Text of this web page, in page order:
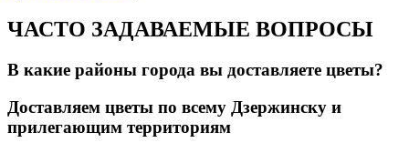
ЧАСТО ЗАДАВАЕМЫЕ ВОПРОСЫ
В какие районы города вы доставляете цветы?
Доставляем цветы по всему Дзержинску и
прилегающим территориям